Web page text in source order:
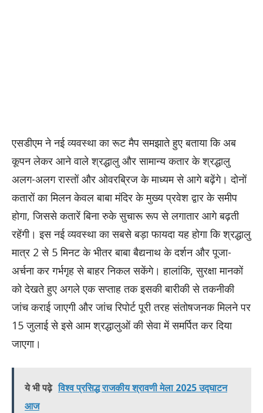
एसडीएम ने नई व्यवस्था का रूट मैप समझाते हुए बताया कि अब
कूपन लेकर आने वाले श्रद्धालु और सामान्य कतार के श्रद्धालु
अलग-अलग रास्तों और ओवरब्रिज के माध्यम से आगे बढ़ेंगे। दोनों
कतारों का मिलन केवल बाबा मंदिर के मुख्य प्रवेश द्वार के समीप
होगा, जिससे कतारें बिना रुके सुचारू रूप से लगातार आगे बढ़ती
रहेंगी। इस नई व्यवस्था का सबसे बड़ा फायदा यह होगा कि श्रद्धालु
मात्र 2 से 5 मिनट के भीतर बाबा बैद्यनाथ के दर्शन और पूजा-
अर्चना कर गर्भगृह से बाहर निकल सकेंगे। हालांकि, सुरक्षा मानकों
को देखते हुए अगले एक सप्ताह तक इसकी बारीकी से तकनीकी
जांच कराई जाएगी और जांच रिपोर्ट पूरी तरह संतोषजनक मिलने पर
15 जुलाई से इसे आम श्रद्धालुओं की सेवा में समर्पित कर दिया
जाएगा।
ये भी पढ़े विश्व प्रसिद्ध राजकीय श्रावणी मेला 2025 उद्घाटन
आज